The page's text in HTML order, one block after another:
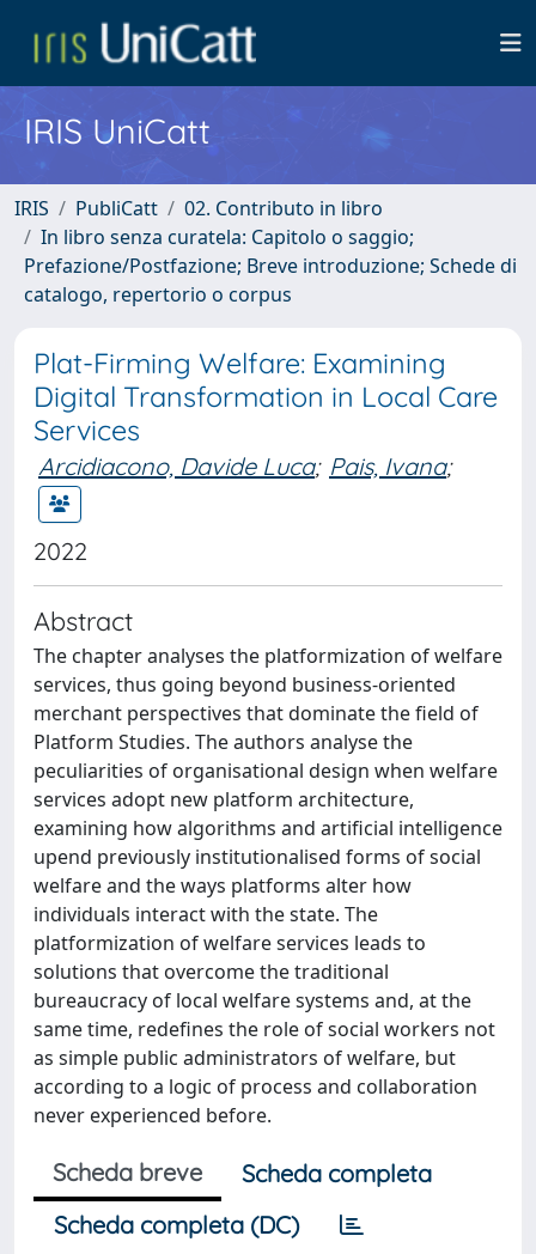
IRIS UniCatt
IRIS PubliCatt
02. Contributo in libro
In libro senza curatela: Capitolo o saggio;
Prefazione/Postfazione; Breve introduzione; Schede di
catalogo, repertorio o corpus
Plat-Firming Welfare: Examining
Digital Transformation in Local Care
Services
Arcidiacono, Davide Luca; Pais, Ivana;
2022
Abstract
The chapter analyses the platformization of welfare
services, thus going beyond business-oriented
merchant perspectives that dominate the field of
Platform Studies. The authors analyse the
peculiarities of organisational design when welfare
services adopt new platform architecture,
examining how algorithms and artificial intelligence
upend previously institutionalised forms of social
welfare and the ways platforms alter how
individuals interact with the state. The
platformization of welfare services leads to
solutions that overcome the traditional
bureaucracy of local welfare systems and, at the
same time, redefines the role of social workers not
as simple public administrators of welfare, but
according to a logic of process and collaboration
never experienced before.
Scheda breve
Scheda completa
Scheda completa (DC)